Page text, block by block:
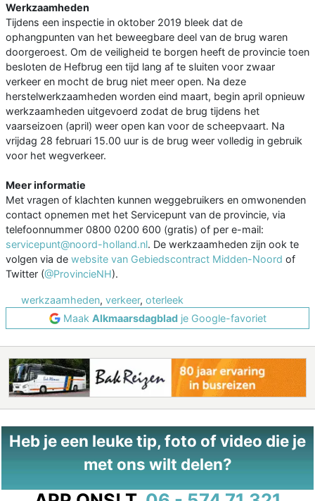
Werkzaamheden
Tijdens een inspectie in oktober 2019 bleek dat de
ophangpunten van het beweegbare deel van de brug waren
doorgeroest. Om de veiligheid te borgen heeft de provincie toen
besloten de Hefbrug een tijd lang af te sluiten voor zwaar
verkeer en mocht de brug niet meer open. Na deze
herstelwerkzaamheden worden eind maart, begin april opnieuw
werkzaamheden uitgevoerd zodat de brug tijdens het
vaarseizoen (april) weer open kan voor de scheepvaart. Na
vrijdag 28 februari 15.00 uur is de brug weer volledig in gebruik
voor het wegverkeer.
Meer informatie
Met vragen of klachten kunnen weggebruikers en omwonenden
contact opnemen met het Servicepunt van de provincie, via
telefoonnummer 0800 0200 600 (gratis) of per e-mail:
servicepunt@noord-holland.nl. De werkzaamheden zijn ook te
volgen via de website van Gebiedscontract Midden-Noord of
Twitter (@ProvincieNH).
werkzaamheden, verkeer, oterleek
Maak Alkmaarsdagbladje Google-favoriet
Heb je een leuke tip, foto of video die je
met ons wilt delen?